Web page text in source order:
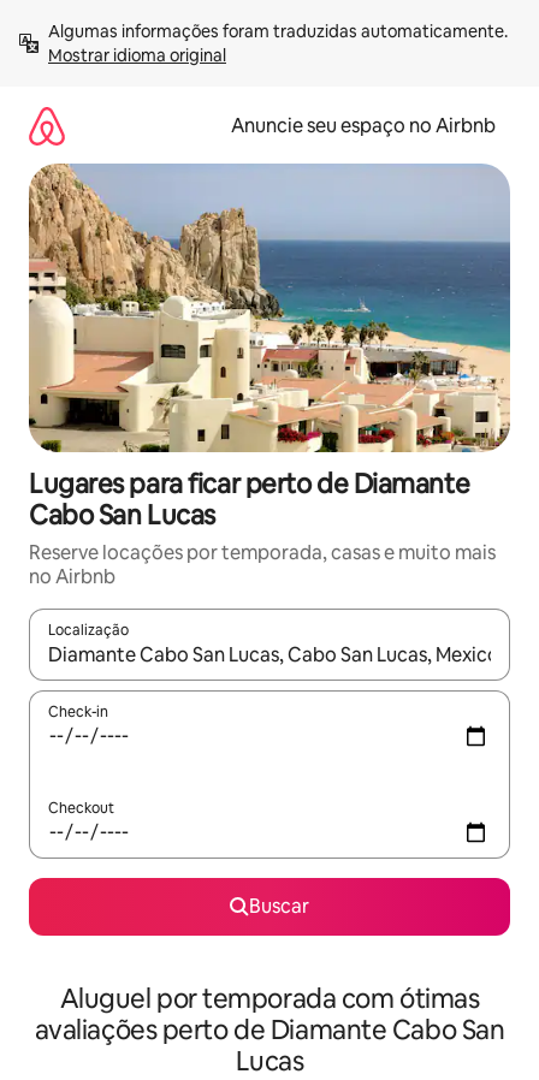
para
Mostrar idioma original
Anuncie seu espaço no Airbnb
Lugares para ficar perto de Diamante
Cabo San Lucas
Reserve locações por temporada, casas e muito mais
no Airbnb
Localização
Quando os resultados estiverem disponíveis, explore-os
Check-in
Checkout
Buscar
Aluguel por temporada com ótimas
avaliações perto de Diamante Cabo San
Lucas